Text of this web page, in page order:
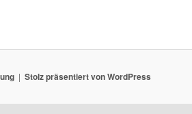
Stolz präsentiert von WordPress